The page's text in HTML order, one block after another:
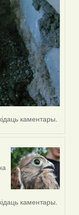
каментары.
каментары.